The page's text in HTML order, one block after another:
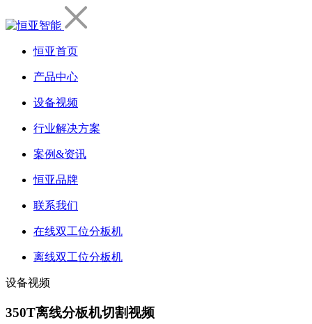
恒亚首页
产品中心
设备视频
行业解决方案
案例&资讯
恒亚品牌
联系我们
在线双工位分板机
离线双工位分板机
设备视频
350T离线分板机切割视频